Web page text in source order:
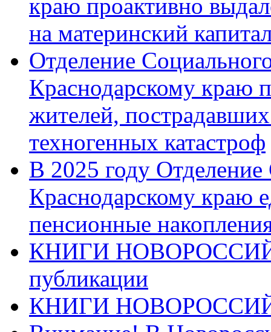
краю проактивно
на материнский
Отделение
Краснодарскому краю
жителей,
техногенных катастроф
В 2025 году
Краснодарскому краю
пенсионные
КНИГИ
публикации
КНИГИ